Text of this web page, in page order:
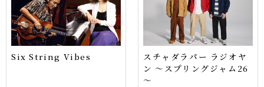
Six String Vibes
スチャダラパー ラジオヤ
ン ～スプリングジャム26
～